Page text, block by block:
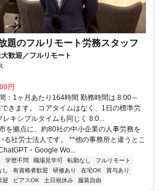
題のフルリモート労務スタッフ
歓迎／フルリモート
円
：1ヶ月あたり164時間 勤務時間は 8:00～
きます。 コアタイムはなく、1日の標準労
キシブルタイムも同じく 8:0...
を拠点に、約80社の中小企業の人事労務を
る社労士法人です。 **他の事務所と違うとこ
・Google Wo...
学歴不問 職場見学可 転勤なし
フルリモート
有資格者歓迎 研修あり 在宅OK
賞与あり
迎 ピアスOK 土日祝休み 服装自由